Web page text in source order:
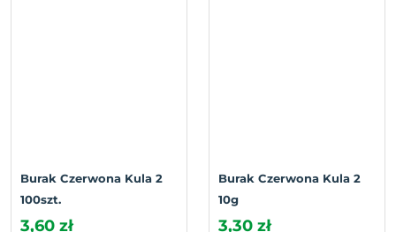
Burak Czerwona Kula 2
100szt.
3,60 zł
Burak Czerwona Kula 2
10g
3,30 zł